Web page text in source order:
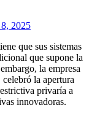
8, 2025
que sus sistemas
que supone la
la empresa
la apertura
privaría a
innovadoras.